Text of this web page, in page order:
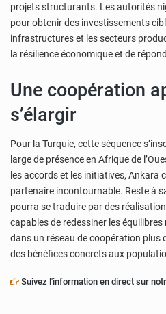
projets structurants. Les autorités
pour obtenir des investissements
infrastructures et les secteurs
la résilience économique et de
Une coopération
s’élargir
Pour la Turquie, cette séquence
large de présence en Afrique de
les accords et les initiatives, Ankara
partenaire incontournable. Reste à
pourra se traduire par des
capables de redessiner les
dans un réseau de coopération plus
des bénéfices concrets aux
Suivez l'information en direct sur